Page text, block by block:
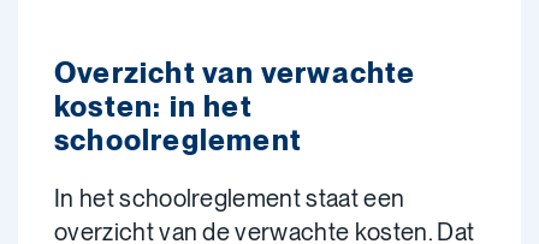
Overzicht van verwachte
kosten: in het
schoolreglement
In het schoolreglement staat een
overzicht van de verwachte kosten. Dat